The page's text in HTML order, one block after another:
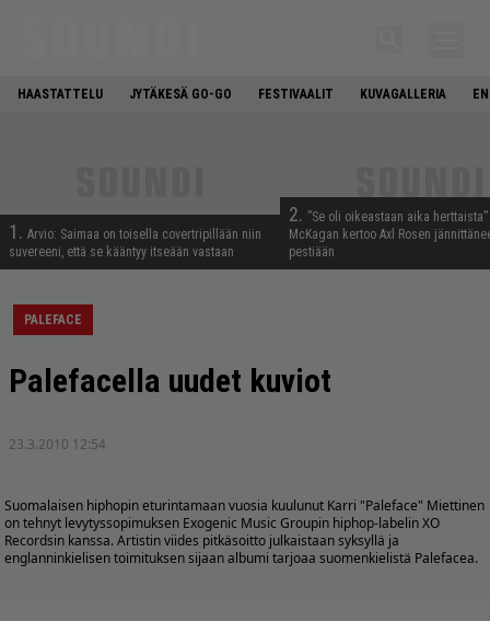
HAASTATTELU JYTÄKESÄ GO-GO FESTIVAALIT KUVAGALLERIA
1. Arvio: Saimaa on toisella covertripillään niin
suvereeni, että se kääntyy itseään vastaan
2. ”Se oli oikeastaan aika
McKagan kertoo Axl Rosen
pestiään
PALEFACE
Palefacella uudet kuviot
23.3.2010 12:54
Suomalaisen hiphopin eturintamaan vuosia kuulunut Karri "Paleface" Miettinen
on tehnyt levytyssopimuksen Exogenic Music Groupin hiphop-labelin XO
Recordsin kanssa. Artistin viides pitkäsoitto julkaistaan syksyllä ja
englanninkielisen toimituksen sijaan albumi tarjoaa suomenkielistä Palefacea.